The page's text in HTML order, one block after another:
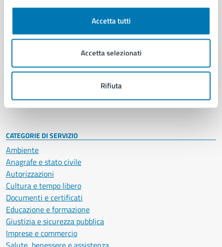
Accetta tutti
Accetta selezionati
Rifiuta
Aree amministrative
Uffici
Politici
Intranet, posta aziendale e protocollo
CATEGORIE DI SERVIZIO
Ambiente
Anagrafe e stato civile
Autorizzazioni
Cultura e tempo libero
Documenti e certificati
Educazione e formazione
Giustizia e sicurezza pubblica
Imprese e commercio